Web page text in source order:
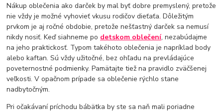
Nákup oblečenia ako darček by mal byť dobre premyslený, pretože
nie vždy je možné vyhovieť vkusu rodičov dieťaťa. Dôležitým
prvkom je aj ročné obdobie, pretože nešťastný darček sa nemusí
nikdy nosiť. Keď siahneme po detskom oblečení, nezabúdajme
na jeho praktickosť. Typom takéhoto oblečenia je napríklad body
alebo kaftan. Sú vždy užitočné, bez ohľadu na prevládajúce
poveternostné podmienky. Pamätajte tiež na pravidlo zväčšenej
veľkosti. V opačnom prípade sa oblečenie rýchlo stane
nadbytočným.
Pri očakávaní príchodu bábätka by ste sa naň mali poriadne